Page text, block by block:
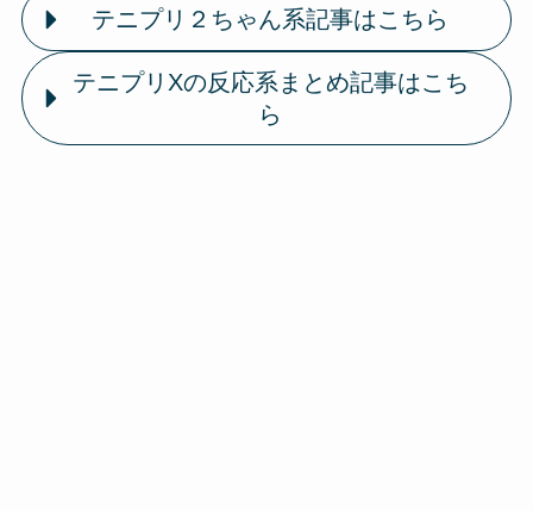
テニプリ２ちゃん系記事はこちら
テニプリXの反応系まとめ記事はこち
ら